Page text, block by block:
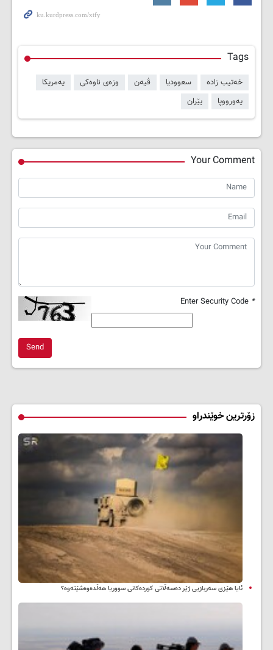
Tags
خەتیب زادە سعوودیا ڤیەن وزەی ناوەکی
یەمریکا
یەورووپا
یێران
Your Comment
*
Send
زۆرترین خوێندراو
ئایا هێزی سەربازیی ژێر دەسەڵاتی کوردەکانی سووریا هەڵدەوەشێتەوە؟